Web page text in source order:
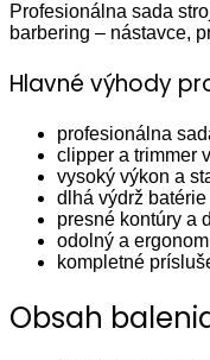
Profesionálna sada
barbering – nástavce,
Hlavné výhody
profesionálna
clipper a trimmer
vysoký výkon a
dlhá výdrž batérie
presné kontúry a
odolný a
kompletné
Obsah